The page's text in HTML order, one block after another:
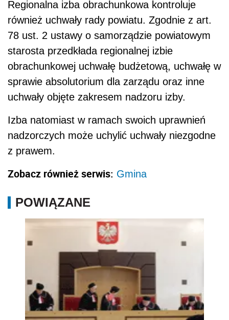
Regionalna izba obrachunkowa kontroluje
również uchwały rady powiatu. Zgodnie z art.
78 ust. 2 ustawy o samorządzie powiatowym
starosta przedkłada regionalnej izbie
obrachunkowej uchwałę budżetową, uchwałę w
sprawie absolutorium dla zarządu oraz inne
uchwały objęte zakresem nadzoru izby.
Izba natomiast w ramach swoich uprawnień
nadzorczych może uchylić uchwały niezgodne
z prawem.
Zobacz również serwis: Gmina
POWIĄZANE